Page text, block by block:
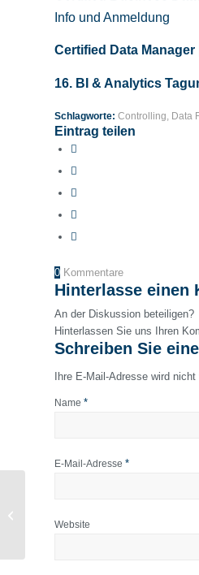
Info und Anmeldung
Certified Data Manager
16. BI & Analytics
Schlagworte: Controlling Data
Eintrag teilen
0 Kommentare
Hinterlasse einen
An der Diskussion beteiligen?
Hinterlassen Sie uns Ihren
Schreiben Sie
Ihre E-Mail-Adresse wird nicht
Name *
E-Mail-Adresse *
Website
brillante Apps werden!